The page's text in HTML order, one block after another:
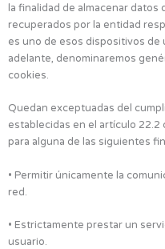
la finalidad de almacenar
recuperados por la entidad
es uno de esos dispositivos de
adelante, denominaremos
cookies.
Quedan exceptuadas del
establecidas en el artículo 22.2
para alguna de las siguientes
• Permitir únicamente la
red.
• Estrictamente prestar un
usuario.